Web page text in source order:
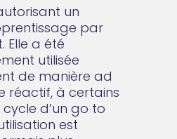
un
par
Elle a été
utilisée
de manière ad
réactif, à certains
d’un go to
est